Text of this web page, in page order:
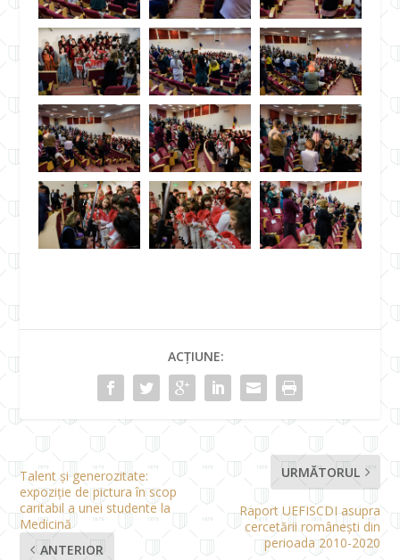
ACȚIUNE:
Talent și generozitate:
expoziție de pictura în scop
caritabil a unei studente la
Medicină
ANTERIOR
URMĂTORUL
Raport UEFISCDI asupra
cercetării românești din
perioada 2010-2020